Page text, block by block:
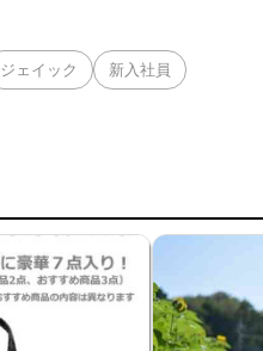
ジェイック 新入社員